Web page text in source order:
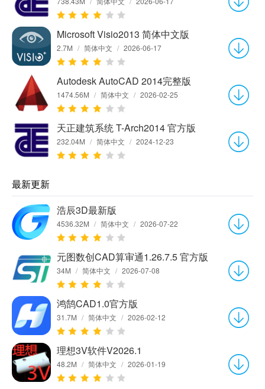
Microsoft Visio2013 简体中文版
2.7M / 简体中文 / 2026-06-17
Autodesk AutoCAD 2014完整版
1474.56M / 简体中文 / 2026-02-25
天正建筑系统 T-Arch2014 官方版
232.04M / 简体中文 / 2024-12-23
最新更新
浩辰3D最新版
4536.32M / 简体中文 / 2026-07-22
元图数创CAD算审通1.26.7.5 官方版
34M / 简体中文 / 2026-07-08
鸿鹄CAD1.0官方版
31.7M / 简体中文 / 2026-02-12
理想3V软件V2026.1
48.2M / 简体中文 / 2026-01-19